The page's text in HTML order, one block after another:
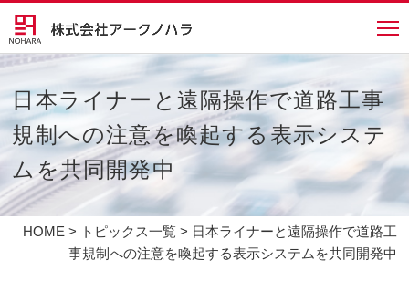
日本ライナーと遠隔操作で道路工事
規制への注意を喚起する表示システ
ムを共同開発中
HOME > トピックス一覧 > 日本ライナーと遠隔操作で道路工
事規制への注意を喚起する表示システムを共同開発中